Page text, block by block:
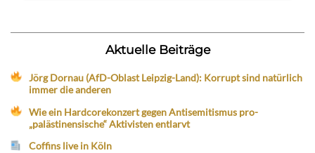
Aktuelle Beiträge
Jörg Dornau (AfD-Oblast Leipzig-Land): Korrupt sind natürlich
immer die anderen
Wie ein Hardcorekonzert gegen Antisemitismus pro-
„palästinensische“ Aktivisten entlarvt
Coffins live in Köln